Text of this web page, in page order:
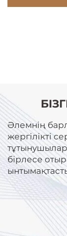
Әлемнің
жергілікті
бірлесе